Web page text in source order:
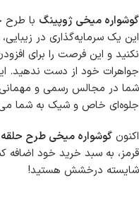
گوشواره میخی ژوپینگ با طرح
این یک سرمایه‌گذاری در
نکنید و این فرصت را برای
جواهرات خود از دست ندهید.
شما در مجالس رسمی و
جلوه‌ای خاص و شیک به شما
اکنون گوشواره میخی طرح
قرمز، به سبد خرید خود اضافه
شایسته درخشش هستید!